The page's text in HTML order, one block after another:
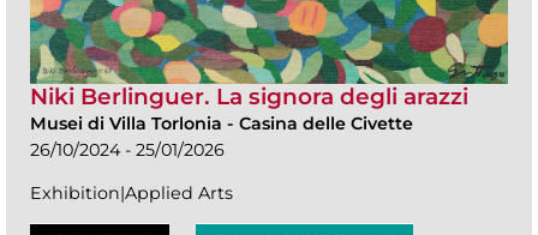
Niki Berlinguer. La signora degli arazzi
Musei di Villa Torlonia - Casina delle Civette
26/10/2024 - 25/01/2026
Exhibition|Applied Arts